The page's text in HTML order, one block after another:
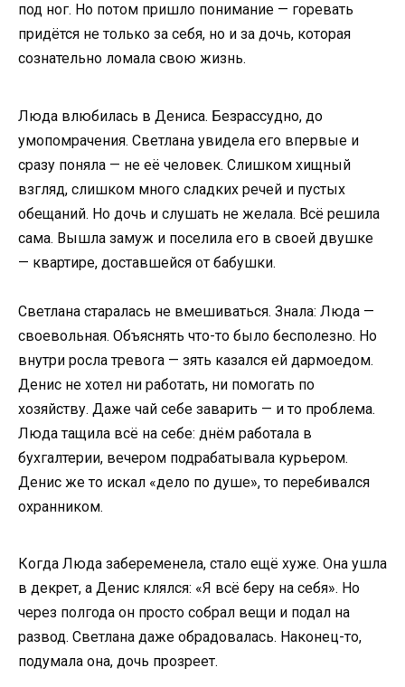
под ног. Но потом пришло понимание — горевать
придётся не только за себя, но и за дочь, которая
сознательно ломала свою жизнь.
Люда влюбилась в Дениса. Безрассудно, до
умопомрачения. Светлана увидела его впервые и
сразу поняла — не её человек. Слишком хищный
взгляд, слишком много сладких речей и пустых
обещаний. Но дочь и слушать не желала. Всё решила
сама. Вышла замуж и поселила его в своей двушке
— квартире, доставшейся от бабушки.
Светлана старалась не вмешиваться. Знала: Люда —
своевольная. Объяснять что-то было бесполезно. Но
внутри росла тревога — зять казался ей дармоедом.
Денис не хотел ни работать, ни помогать по
хозяйству. Даже чай себе заварить — и то проблема.
Люда тащила всё на себе: днём работала в
бухгалтерии, вечером подрабатывала курьером.
Денис же то искал «дело по душе», то перебивался
охранником.
Когда Люда забеременела, стало ещё хуже. Она ушла
в декрет, а Денис клялся: «Я всё беру на себя». Но
через полгода он просто собрал вещи и подал на
развод. Светлана даже обрадовалась. Наконец-то,
подумала она, дочь прозреет.